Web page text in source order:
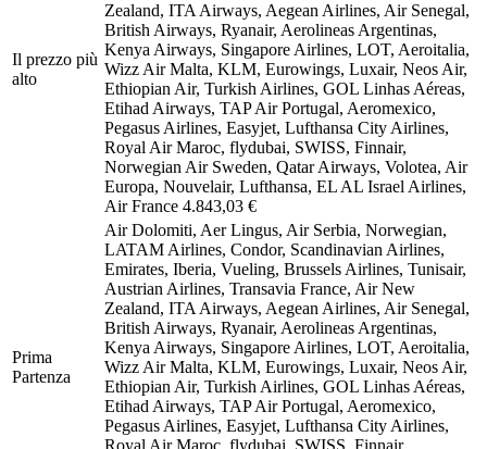
Il prezzo più
alto
Zealand, ITA Airways, Aegean Airlines, Air Senegal,
British Airways, Ryanair, Aerolineas Argentinas,
Kenya Airways, Singapore Airlines, LOT, Aeroitalia,
Wizz Air Malta, KLM, Eurowings, Luxair, Neos Air,
Ethiopian Air, Turkish Airlines, GOL Linhas Aéreas,
Etihad Airways, TAP Air Portugal, Aeromexico,
Pegasus Airlines, Easyjet, Lufthansa City Airlines,
Royal Air Maroc, flydubai, SWISS, Finnair,
Norwegian Air Sweden, Qatar Airways, Volotea, Air
Europa, Nouvelair, Lufthansa, EL AL Israel Airlines,
Air France 4.843,03 €
Prima
Partenza
Air Dolomiti, Aer Lingus, Air Serbia, Norwegian,
LATAM Airlines, Condor, Scandinavian Airlines,
Emirates, Iberia, Vueling, Brussels Airlines, Tunisair,
Austrian Airlines, Transavia France, Air New
Zealand, ITA Airways, Aegean Airlines, Air Senegal,
British Airways, Ryanair, Aerolineas Argentinas,
Kenya Airways, Singapore Airlines, LOT, Aeroitalia,
Wizz Air Malta, KLM, Eurowings, Luxair, Neos Air,
Ethiopian Air, Turkish Airlines, GOL Linhas Aéreas,
Etihad Airways, TAP Air Portugal, Aeromexico,
Pegasus Airlines, Easyjet, Lufthansa City Airlines,
Royal Air Maroc, flydubai, SWISS, Finnair,